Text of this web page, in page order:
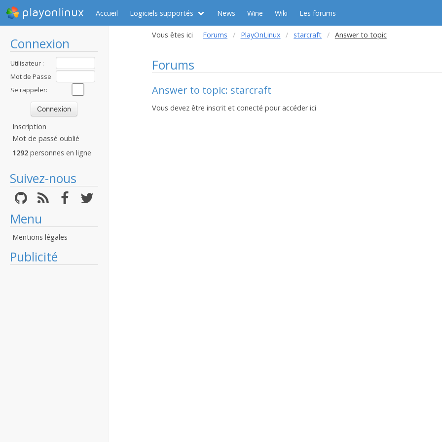
playonlinux Accueil Logiciels supportés News Wine Wiki Les forums
Connexion
Utilisateur :
Mot de Passe
:Se rappeler:
Inscription
Mot de passé oublié
1292 personnes en ligne
Suivez-nous
Menu
Mentions légales
Publicité
Vous êtes ici Forums PlayOnLinux starcraft Answer to topic
Forums
Answer to topic: starcraft
Vous devez être inscrit et conecté pour accéder ici